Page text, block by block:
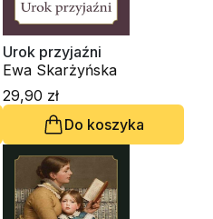
Urok przyjaźni
Ewa Skarżyńska
29,90 zł
Do koszyka